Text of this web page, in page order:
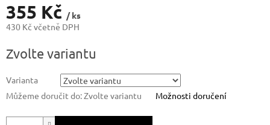
355 Kč / ks
430 Kč včetně DPH
cena:
Zvolte variantu
Varianta
Můžeme doručit do:Zvolte variantu Možnosti doručení